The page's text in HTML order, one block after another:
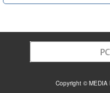
Copyright © MEDIA